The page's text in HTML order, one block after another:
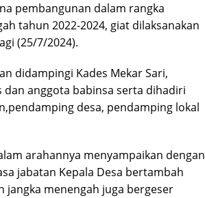
pembangunan dalam rangka
tahun 2022-2024, giat dilaksanakan
(25/7/2024).
didampingi Kades Mekar Sari,
dan anggota babinsa serta dihadiri
desa, pendamping lokal
arahannya menyampaikan dengan
jabatan Kepala Desa bertambah
menengah juga bergeser